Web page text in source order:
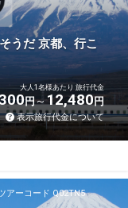
うだ 京都、行こ
大人1名様あたり 旅行代金
円 12,480円
表示旅行代金について
アーコード Q02TN5